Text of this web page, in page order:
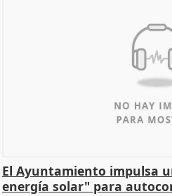
El Ayuntamiento impulsa
energía solar" para